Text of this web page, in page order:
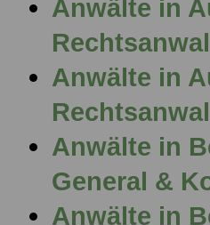
Anwälte in
Anwälte in
Anwälte in
General &
Anwälte in